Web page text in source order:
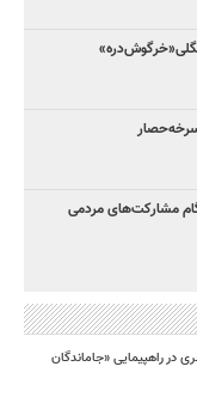
در راهپیمایی «جاماندگان